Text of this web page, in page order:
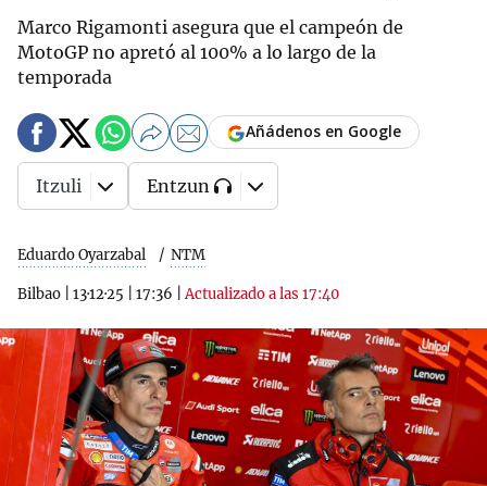
Marco Rigamonti asegura que el campeón de
MotoGP no apretó al 100% a lo largo de la
temporada
Eduardo Oyarzabal NTM
Bilbao 13·12·25 17:36 |Actualizado a las 17:40
Añádenos en Google
Itzuli Entzun